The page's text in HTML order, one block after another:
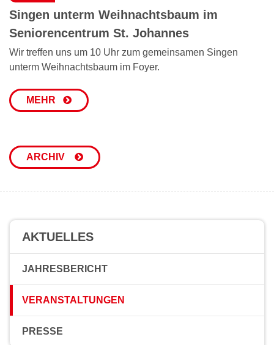
Singen unterm Weihnachtsbaum im
Seniorencentrum St. Johannes
Wir treffen uns um 10 Uhr zum gemeinsamen Singen
unterm Weihnachtsbaum im Foyer.
MEHR
ARCHIV
AKTUELLES
JAHRESBERICHT
VERANSTALTUNGEN
PRESSE